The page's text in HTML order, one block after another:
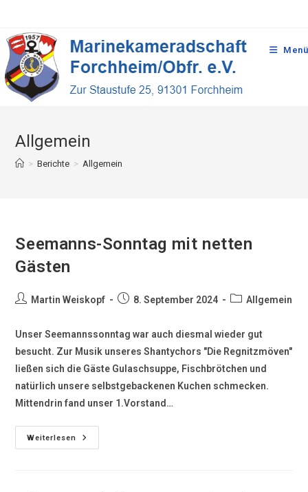
Menü
Allgemein
> Berichte > Allgemein
Seemanns-Sonntag mit netten
Gästen
Martin Weiskopf 8. September 2024 Allgemein
Unser Seemannssonntag war auch diesmal wieder gut
besucht. Zur Musik unseres Shantychors "Die Regnitzmöven"
ließen sich die Gäste Gulaschsuppe, Fischbrötchen und
natürlich unsere selbstgebackenen Kuchen schmecken.
Mittendrin fand unser 1.Vorstand…
Weiterlesen